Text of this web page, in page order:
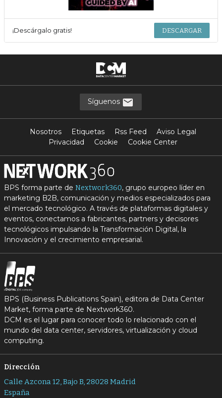
¡Descárgalo gratis! DESCARGAR
Síguenos
Nosotros Etiquetas Rss Feed
Aviso Legal
Privacidad
Cookie Cookie Center
BPS forma parte de Nextwork360, grupo europeo líder en
marketing B2B, comunicación y medios especializados para
el mercado tecnológico. A través de plataformas digitales y
eventos, conectamos a fabricantes, partners y decisores
tecnológicos impulsando la Transformación Digital, la
Innovación y el crecimiento empresarial.
BPS (Business Publications Spain), editora de Data Center
Market, forma parte de Nextwork360.
DCM es el lugar para conocer todo lo relacionado con el
mundo del data center, servidores, virtualización y cloud
computing.
Dirección
Calle Azcona 12, Bajo B, 28028 Madrid
España